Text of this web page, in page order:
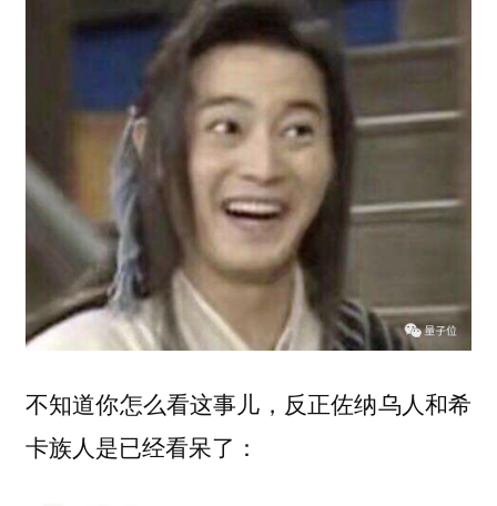
不知道你怎么看这事儿，反正佐纳乌人和希
卡族人是已经看呆了：